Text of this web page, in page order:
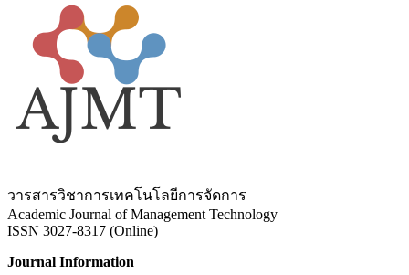
วารสารวิชาการเทคโนโลยีการจัดการ
Academic Journal of Management Technology
ISSN 3027-8317 (Online)
Journal Information